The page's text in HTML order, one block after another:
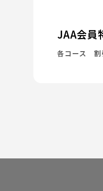
JAA会員
各コース 割